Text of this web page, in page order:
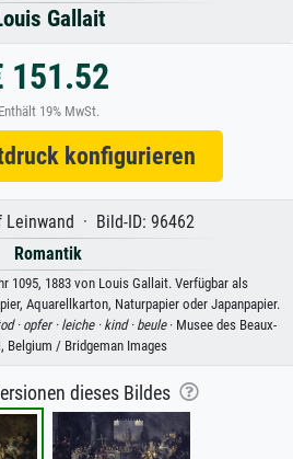
Gallait
151.52
Enthält 19% MwSt.
konfigurieren
· Bild-ID: 96462
Romantik
1095, 1883 von Louis Gallait. Verfügbar als
Aquarellkarton, Naturpapier oder Japanpapier.
·opfer · leiche · kind · beule· Musee des Beaux-
Belgium / Bridgeman Images
dieses Bildes